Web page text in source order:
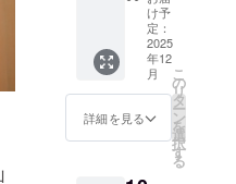
し、民の野
望を叶える
ために映像
クリエイ
ターとして
※2020
年の芸
術祭に
出展し
た音楽
作品で
す。 ・
数量：
CD 2点
点
された
ときに
書いた
もの
じゃ。
儂の熱
いキス
歌布武
信長の
家臣た
ちをメ
インの
８曲入
り音楽
ＣＤを
け予
定：
2025
年12
月
詳細を見る
こ
の
リ
タ
ー
ン
を
選
択
す
る